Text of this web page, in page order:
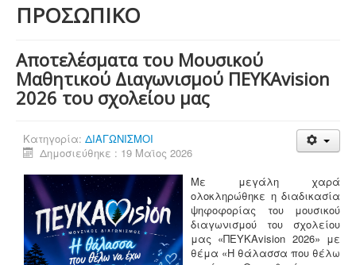
ΠΡΟΣΩΠΙΚΟ
Αποτελέσματα του Μουσικού
Μαθητικού Διαγωνισμού ΠΕΥΚΑvision
2026 του σχολείου μας
Κατηγορία: ΔΙΑΓΩΝΙΣΜΟΙ
Δημοσιεύθηκε : 19 Μαϊος 2026
Με μεγάλη χαρά
ολοκληρώθηκε η διαδικασία
ψηφοφορίας του μουσικού
διαγωνισμού του σχολείου
μας «ΠΕΥΚΑvision 2026» με
θέμα «Η θάλασσα που θέλω